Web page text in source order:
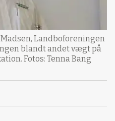
Landboforeningen
blandt andet vægt på
Fotos: Tenna Bang